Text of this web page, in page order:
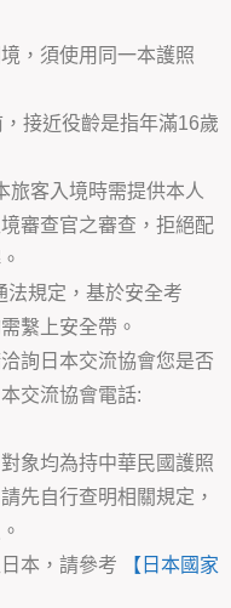
，須使用同一本護照
接近役齡是指年滿16歲
旅客入境時需提供本人
審查官之審查，拒絕配
法規定，基於安全考
繫上安全帶。
詢日本交流協會您是否
交流協會電話:
象均為持中華民國護照
先自行查明相關規定，
本，請參考 【日本國家